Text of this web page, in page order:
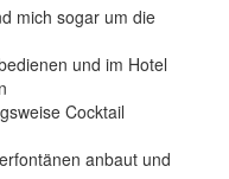
mich sogar um die
und im Hotel
Cocktail
anbaut und